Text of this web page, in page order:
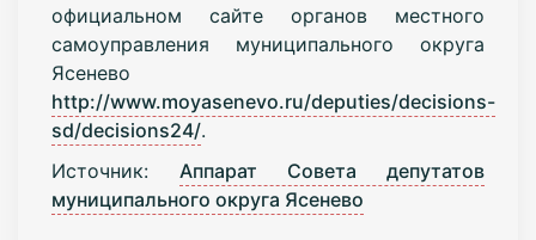
официальном сайте органов местного
самоуправления муниципального округа
Ясенево
http://www.moyasenevo.ru/deputies/decisions-
sd/decisions24/.
Источник: Аппарат Совета депутатов
муниципального округа Ясенево